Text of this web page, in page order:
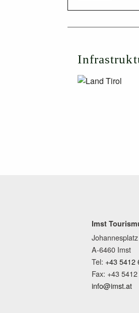
Imst
A-6460 Imst
Tel: +43 5412
Fax: +43
info@imst.at